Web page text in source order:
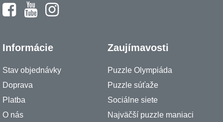
Informácie
Stav objednávky
Doprava
Platba
O nás
Zaujímavosti
Puzzle Olympiáda
Puzzle súťaže
Sociálne siete
Najväčší puzzle maniaci